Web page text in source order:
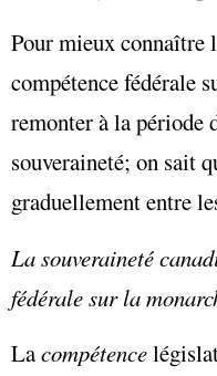
Pour mieux connaître
compétence fédérale
remonter à la période
souveraineté; on sait
graduellement entre
La souveraineté
fédérale sur la
Lacompétence